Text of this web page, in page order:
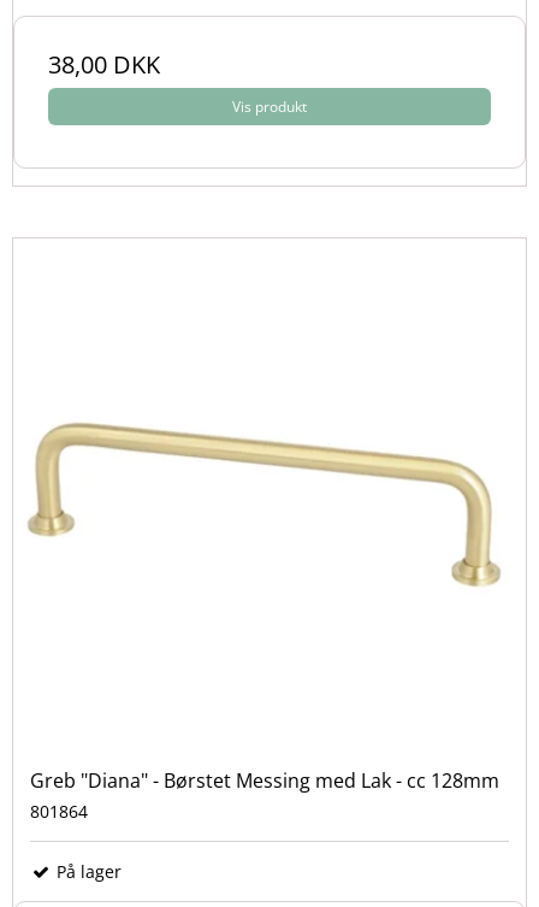
38,00 DKK
Vis produkt
Greb "Diana" - Børstet Messing med Lak - cc 128mm
801864
På lager